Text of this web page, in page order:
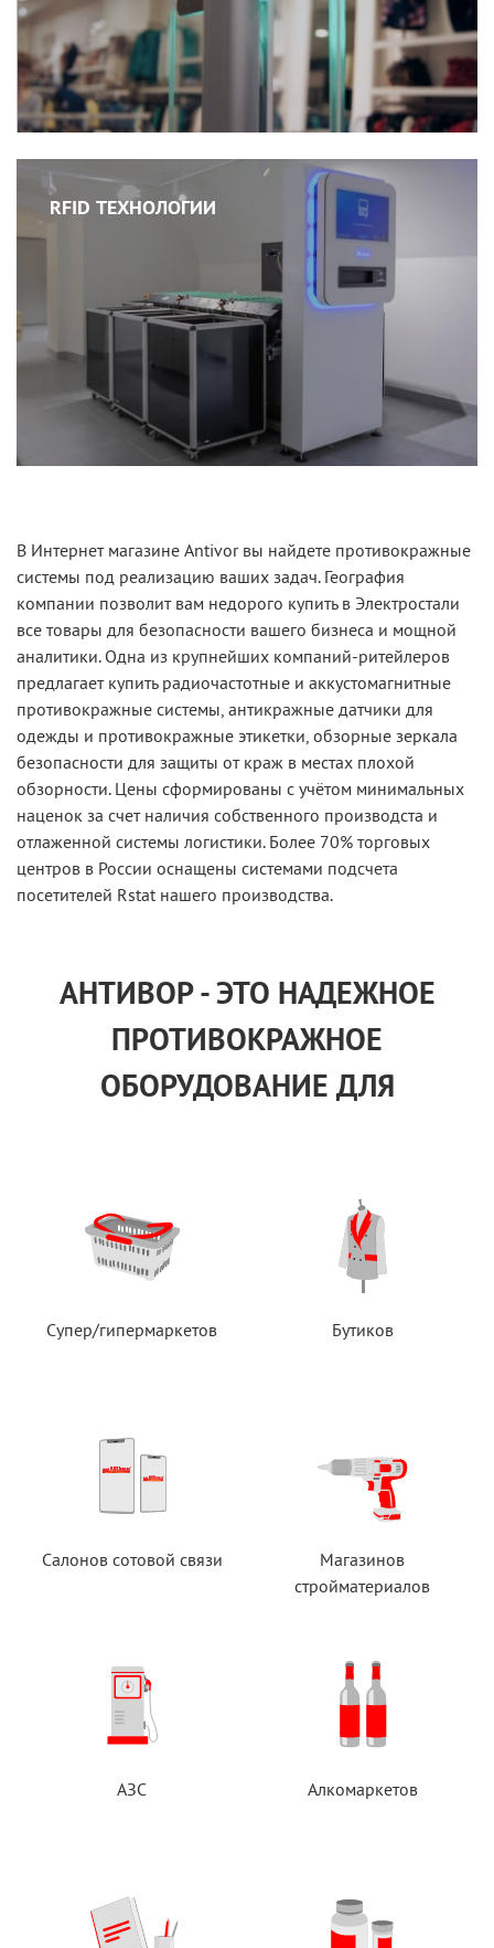
RFID ТЕХНОЛОГИИ
В Интернет магазине Antivor вы найдете противокражные
системы под реализацию ваших задач. География
компании позволит вам недорого купить в Электростали
все товары для безопасности вашего бизнеса и мощной
аналитики. Одна из крупнейших компаний-ритейлеров
предлагает купить радиочастотные и аккустомагнитные
противокражные системы, антикражные датчики для
одежды и противокражные этикетки, обзорные зеркала
безопасности для защиты от краж в местах плохой
обзорности. Цены сформированы с учётом минимальных
наценок за счет наличия собственного производста и
отлаженной системы логистики. Более 70% торговых
центров в России оснащены системами подсчета
посетителей Rstat нашего производства.
АНТИВОР - ЭТО НАДЕЖНОЕ
ПРОТИВОКРАЖНОЕ
ОБОРУДОВАНИЕ ДЛЯ
Супер/гипермаркетов Бутиков
Салонов сотовой связи
Магазинов
стройматериалов
АЗС Алкомаркетов